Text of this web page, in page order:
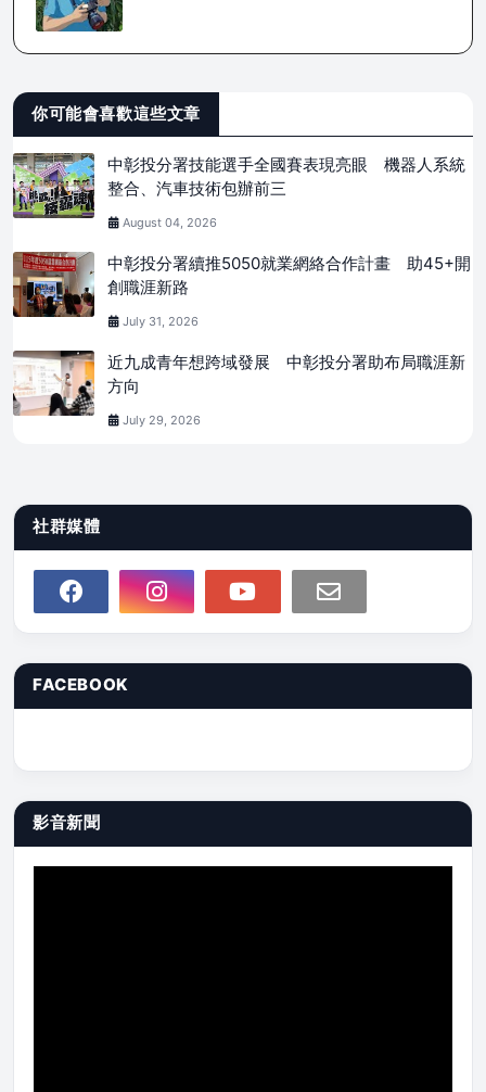
你可能會喜歡這些文章
中彰投分署技能選手全國賽表現亮眼 機器人系統
整合、汽車技術包辦前三
August 04, 2026
中彰投分署續推5050就業網絡合作計畫 助45+開
創職涯新路
July 31, 2026
近九成青年想跨域發展 中彰投分署助布局職涯新
方向
July 29, 2026
社群媒體
FACEBOOK
影音新聞